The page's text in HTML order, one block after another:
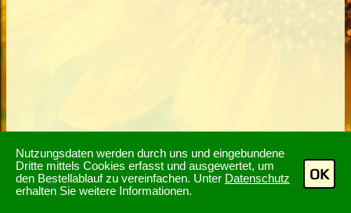
Nutzungsdaten werden durch uns und eingebundene
Dritte mittels Cookies erfasst und ausgewertet, um
den Bestellablauf zu vereinfachen. Unter Datenschutz
erhalten Sie weitere Informationen.
OK